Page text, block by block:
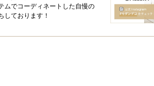
ムでコーディネートした自慢の
しております！